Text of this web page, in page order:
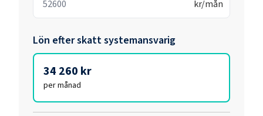
kr/mån
Lön efter skattsystemansvarig
34 260 kr
per månad